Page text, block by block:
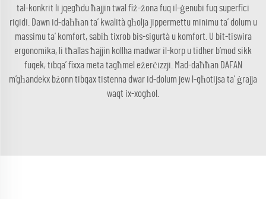
tal-konkrit li jqegħdu ħajjin twal fiż-żona fuq il-ġenubi fuq superfici
rigidi. Dawn id-daħħan ta’ kwalità għolja jippermettu minimu ta’ dolum u
massimu ta’ komfort, sabiħ tixrob bis-sigurtà u komfort. U bit-tiswira
ergonomika, li tħallas ħajjin kollha madwar il-korp u tidher b’mod sikk
fuqek, tibqa’ fixxa meta tagħmel eżerċizzji. Mad-daħħan DAFAN
m’għandekx bżonn tibqax tistenna dwar id-dolum jew l-għotijsa ta’ ġrajja
waqt ix-xogħol.